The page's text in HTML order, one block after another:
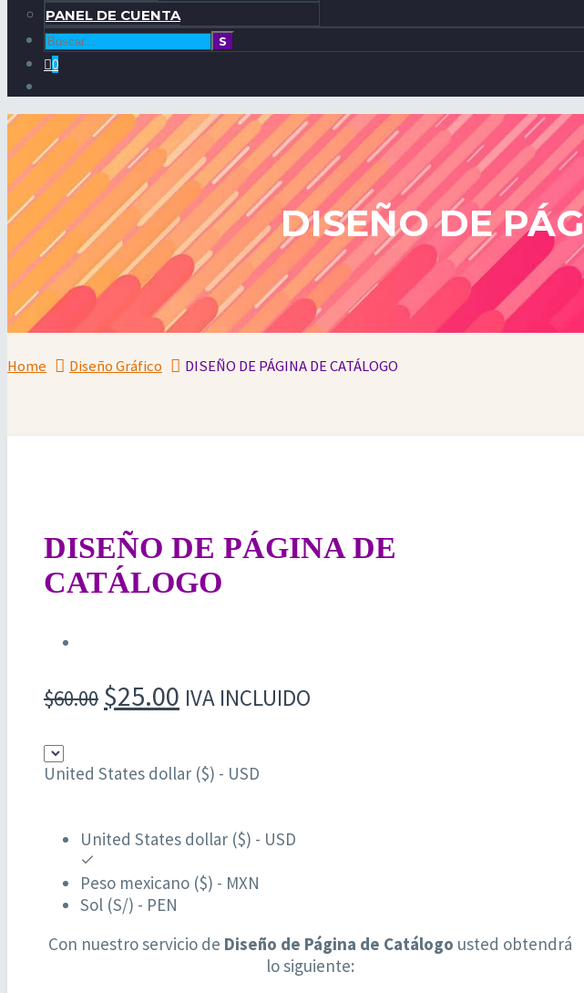
PANEL DE CUENTA
0
DISEÑO DE
Home Diseño Gráfico DISEÑO DE PÁGINA DE CATÁLOGO
DISEÑO DE PÁGINA DE
CATÁLOGO
$60.00 El
era:
$25.00 El
actual
es:
IVA INCLUIDO
United States dollar ($) - USD
United States dollar ($) - USD
Peso mexicano ($) - MXN
Sol (S/) - PEN
Con nuestro servicio de Diseño de Página de Catálogo usted obtendrá
lo siguiente: